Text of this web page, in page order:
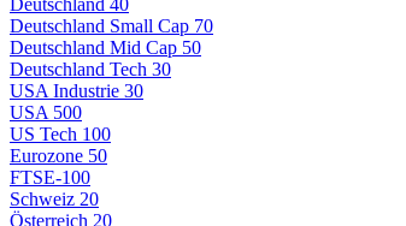
Deutschland 40
Deutschland Small Cap 70
Deutschland Mid Cap 50
Deutschland Tech 30
USA Industrie 30
USA 500
US Tech 100
Eurozone 50
FTSE-100
Schweiz 20
Österreich 20